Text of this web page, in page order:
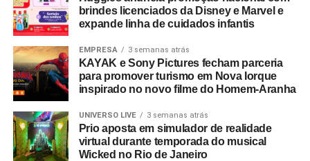
brindes licenciados da Disney e Marvel e
expande linha de cuidados infantis
EMPRESA 3 semanas atrás
KAYAK e Sony Pictures fecham parceria
para promover turismo em Nova Iorque
inspirado no novo filme do Homem-Aranha
UNIVERSO LIVE 3 semanas atrás
Prio aposta em simulador de realidade
virtual durante temporada do musical
Wicked no Rio de Janeiro